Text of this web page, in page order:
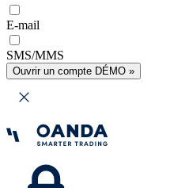
E-mail
SMS/MMS
Ouvrir un compte DÉMO »